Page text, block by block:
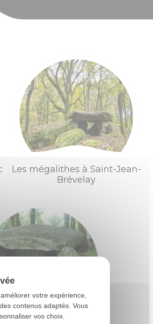
Les mégalithes à Saint-Jean-
Brévelay
à Plumelec
votre expérience,
contenus adaptés. Vous
vos choix.